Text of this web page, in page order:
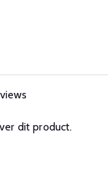
dit product.